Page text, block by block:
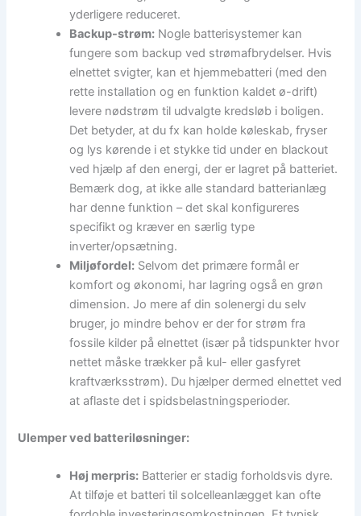
yderligere reduceret.
Backup-strøm: Nogle batterisystemer kan
fungere som backup ved strømafbrydelser. Hvis
elnettet svigter, kan et hjemmebatteri (med den
rette installation og en funktion kaldet ø-drift)
levere nødstrøm til udvalgte kredsløb i boligen.
Det betyder, at du fx kan holde køleskab, fryser
og lys kørende i et stykke tid under en blackout
ved hjælp af den energi, der er lagret på batteriet.
Bemærk dog, at ikke alle standard batterianlæg
har denne funktion – det skal konfigureres
specifikt og kræver en særlig type
inverter/opsætning.
Miljøfordel: Selvom det primære formål er
komfort og økonomi, har lagring også en grøn
dimension. Jo mere af din solenergi du selv
bruger, jo mindre behov er der for strøm fra
fossile kilder på elnettet (især på tidspunkter hvor
nettet måske trækker på kul- eller gasfyret
kraftværksstrøm). Du hjælper dermed elnettet ved
at aflaste det i spidsbelastningsperioder.
Ulemper ved batteriløsninger:
Høj merpris: Batterier er stadig forholdsvis dyre.
At tilføje et batteri til solcelleanlægget kan ofte